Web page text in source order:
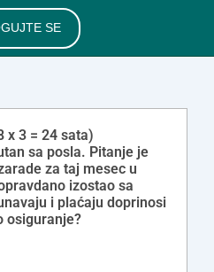
SE
x 3 = 24 sata)
sa posla. Pitanje je
za taj mesec u
izostao sa
i plaćaju doprinosi
osiguranje?